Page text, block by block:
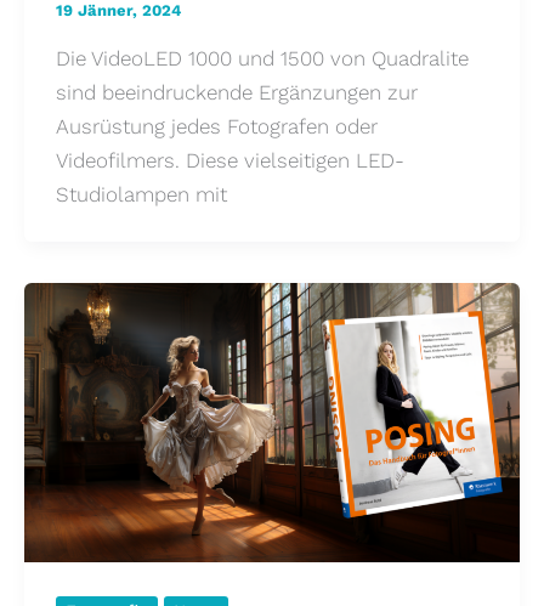
19 Jänner, 2024
Die VideoLED 1000 und 1500 von Quadralite
sind beeindruckende Ergänzungen zur
Ausrüstung jedes Fotografen oder
Videofilmers. Diese vielseitigen LED-
Studiolampen mit